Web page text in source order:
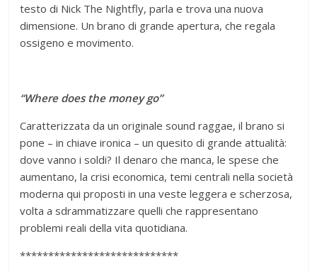
testo di Nick The Nightfly, parla e trova una nuova
dimensione. Un brano di grande apertura, che regala
ossigeno e movimento.
“Where does the money go”
Caratterizzata da un originale sound raggae, il brano si
pone – in chiave ironica – un quesito di grande attualità:
dove vanno i soldi? Il denaro che manca, le spese che
aumentano, la crisi economica, temi centrali nella società
moderna qui proposti in una veste leggera e scherzosa,
volta a sdrammatizzare quelli che rappresentano
problemi reali della vita quotidiana.
****************************